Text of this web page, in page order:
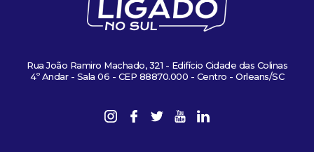
Rua João Ramiro Machado, 321 - Edifício Cidade das Colinas
4º Andar - Sala 06 - CEP 88870.000 - Centro - Orleans/SC